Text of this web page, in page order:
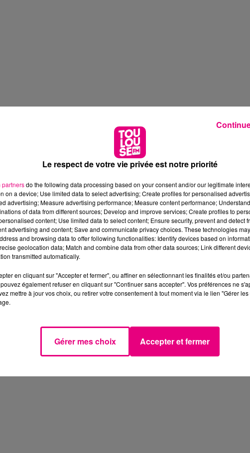
Le respect de votre vie privée est notre priorité
partnersdo the following data processing based on your consent and/or our legitimate
on a device; Use limited data to select advertising; Create profiles for personalised
advertising; Measure advertising performance; Measure content performance;
of data from different sources; Develop and improve services; Create profiles to
content; Use limited data to select content; Ensure security, prevent and detect
advertising and content; Save and communicate privacy choices. These technologies
and browsing data to offer following functionalities: Identify devices based on
geolocation data; Match and combine data from other data sources; Link different
transmitted automatically.
en cliquant sur "Accepter et fermer", ou affiner en sélectionnant les finalités et/ou
également refuser en cliquant sur "Continuer sans accepter". Vos préférences ne
mettre à jour vos choix, ou retirer votre consentement à tout moment via le lien "Gérer
Gérer mes choix Accepter et fermer